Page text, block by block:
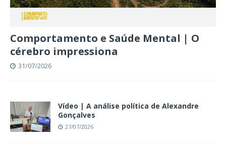
Comportamento e Saúde Mental | O
cérebro impressiona
31/07/2026
Vídeo | A análise política de Alexandre
Gonçalves
27/07/2026